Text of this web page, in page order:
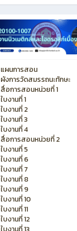
แผนการสอน
ผังการวัดสมรรถนะทักษะ
สื่อการสอนหน่วยที่ 1
ใบงานที่ 1
ใบงานที่ 2
ใบงานที่ 3
ใบงานที่ 4
สื่อการสอนหน่วยที่ 2
ใบงานที่ 5
ใบงานที่ 6
ใบงานที่ 7
ใบงานที่ 8
ใบงานที่ 9
ใบงานที่ 10
ใบงานที่ 11
ใบงานที่ 12